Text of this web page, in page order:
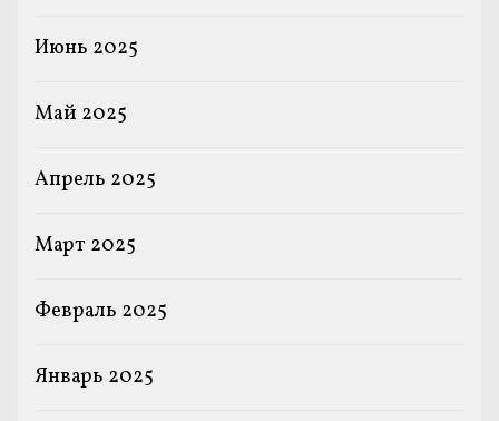
Июнь 2025
Май 2025
Апрель 2025
Март 2025
Февраль 2025
Январь 2025